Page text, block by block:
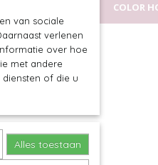
COLOR
van sociale
verlenen
over hoe
met andere
of die u
Alles toestaan